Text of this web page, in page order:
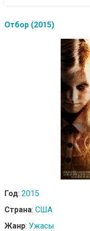
Отбор (2015)
Год: 2015
Страна: США
Жанр: Ужасы